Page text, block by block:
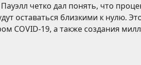
четко дал понять, что
оставаться близкими к нулю.
COVID-19, а также создания